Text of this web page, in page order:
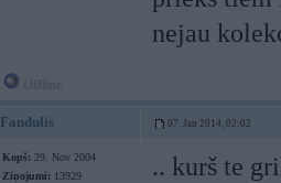
nejau
Fandulis 07. Jan 2014, 02:02
Kopš: 29. Nov 2004
Ziņojumi: 13929
.. kurš te